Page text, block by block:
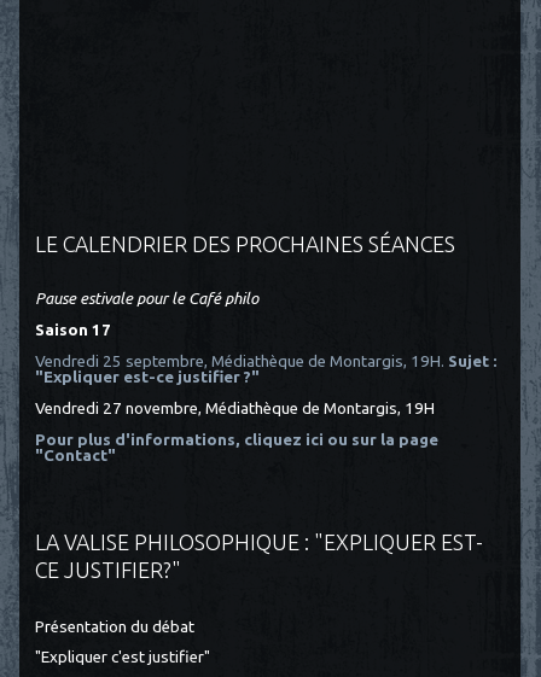
LE CALENDRIER DES PROCHAINES SÉANCES
Pause estivale pour le Café philo
Saison 17
Vendredi 25 septembre, Médiathèque de Montargis, 19H. Sujet :
"Expliquer est-ce justifier ?"
Vendredi 27 novembre, Médiathèque de Montargis, 19H
Pour plus d'informations, cliquez ici ou sur la page
"Contact"
LA VALISE PHILOSOPHIQUE : "EXPLIQUER EST-
CE JUSTIFIER?"
Présentation du débat
"Expliquer c'est justifier"